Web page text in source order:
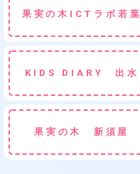
果実の木ICTラボ若葉
KIDS DIARY 出水
果実の木 新須屋